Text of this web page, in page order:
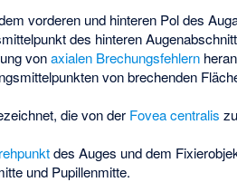
vorderen und hinteren Pol des
des hinteren
vonaxialen Brechungsfehlern
von brechenden
die von der Fovea centralis
des Auges und dem
und Pupillenmitte.